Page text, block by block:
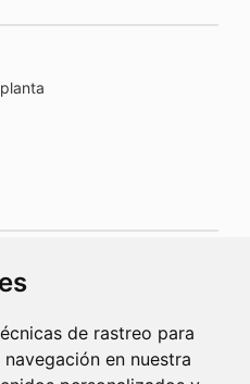
de rastreo para
en nuestra